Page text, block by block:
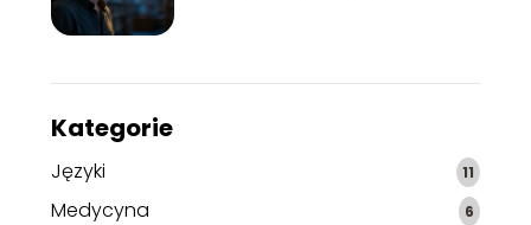
Kategorie
Języki 11
Medycyna 6